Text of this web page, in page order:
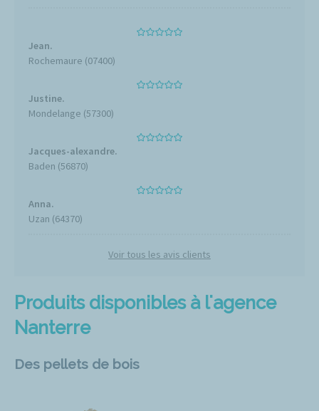
Produits disponibles à l'agence
Nanterre
Des pellets de bois
Jean.
Rochemaure (07400)
Justine.
Mondelange (57300)
Jacques-alexandre.
Baden (56870)
Anna.
Uzan (64370)
Voir tous les avis clients